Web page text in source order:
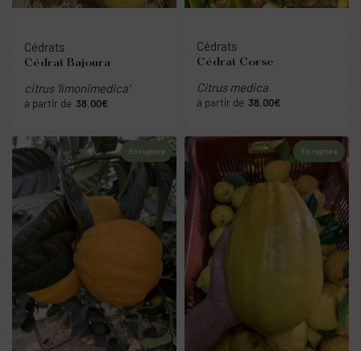
Cédrats
Cédrat Bajoura
citrus 'limonimedica'
38.00€
Cédrats
Cédrat Corse
Citrus medica
38.00€
En rupture En rupture